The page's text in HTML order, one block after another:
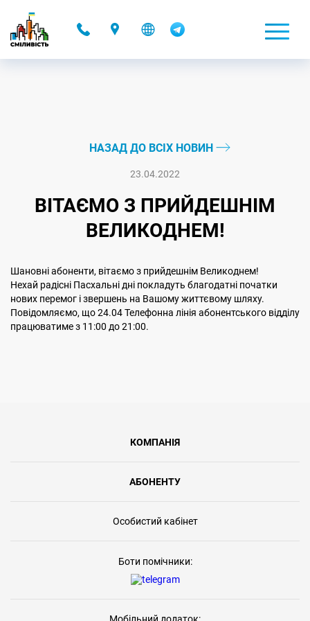
НАЗАД ДО ВСІХ НОВИН
23.04.2022
ВІТАЄМО З ПРИЙДЕШНІМ
ВЕЛИКОДНЕМ!
Шановні абоненти, вітаємо з прийдешнім Великоднем!
Нехай радісні Пасхальні дні покладуть благодатні початки
нових перемог і звершень на Вашому життєвому шляху.
Повідомляємо, що 24.04 Телефонна лінія абонентського відділу
працюватиме з 11:00 до 21:00.
КОМПАНІЯ
АБОНЕНТУ
Особистий кабінет
Боти помічники: